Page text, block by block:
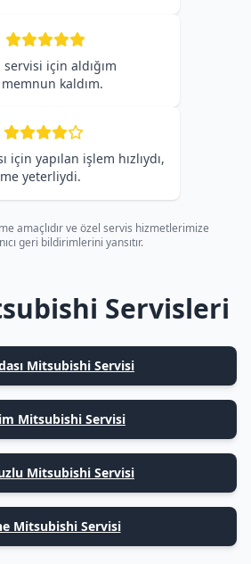
için aldığım
kaldım.
için yapılan işlem hızlıydı,
yeterliydi.
amaçlıdır ve özel servis hizmetlerimize
geri bildirimlerini yansıtır.
Servisleri
Mitsubishi Servisi
Mitsubishi Servisi
Mitsubishi Servisi
Mitsubishi Servisi